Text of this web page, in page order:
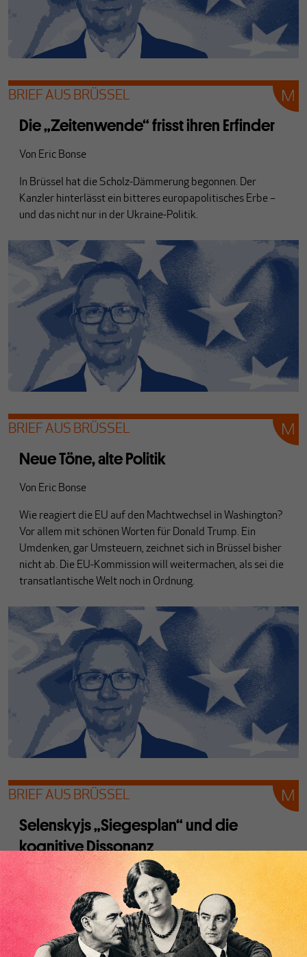
BRIEF AUS BRÜSSEL
Die „Zeitenwende“ frisst ihren Erfinder
Von Eric Bonse
In Brüssel hat die Scholz-Dämmerung begonnen. Der
Kanzler hinterlässt ein bitteres europapolitisches Erbe –
und das nicht nur in der Ukraine-Politik.
BRIEF AUS BRÜSSEL
Neue Töne, alte Politik
Von Eric Bonse
Wie reagiert die EU auf den Machtwechsel in Washington?
Vor allem mit schönen Worten für Donald Trump. Ein
Umdenken, gar Umsteuern, zeichnet sich in Brüssel bisher
nicht ab. Die EU-Kommission will weitermachen, als sei die
transatlantische Welt noch in Ordnung.
BRIEF AUS BRÜSSEL
Selenskyjs „Siegesplan“ und die
kognitive Dissonanz
VonEric Bonse
Die Ukraine ist militärisch in die Defensive geraten, in der
Nato wird schon von einer Teilung des Landes gesprochen.
Doch die EU gibt sich immer noch Illusionen hin.